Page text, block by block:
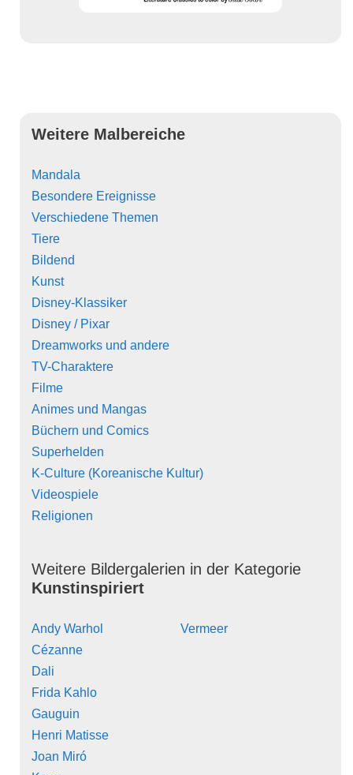
Weitere Malbereiche
Mandala
Besondere Ereignisse
Verschiedene Themen
Tiere
Bildend
Kunst
Disney-Klassiker
Disney / Pixar
Dreamworks und andere
TV-Charaktere
Filme
Animes und Mangas
Büchern und Comics
Superhelden
K-Culture (Koreanische Kultur)
Videospiele
Religionen
Weitere Bildergalerien in der Kategorie
Kunstinspiriert
Andy Warhol
Cézanne
Dali
Frida Kahlo
Gauguin
Henri Matisse
Joan Miró
Vermeer